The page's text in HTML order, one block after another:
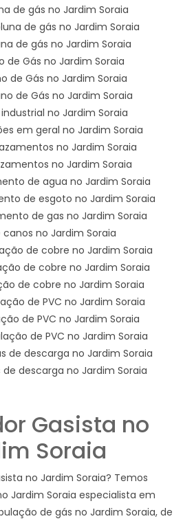
de gás no Jardim Soraia
de gás no Jardim Soraia
de gás no Jardim Soraia
de Gás no Jardim Soraia
de Gás no Jardim Soraia
de Gás no Jardim Soraia
no Jardim Soraia
em geral no Jardim Soraia
no Jardim Soraia
no Jardim Soraia
de agua no Jardim Soraia
de esgoto no Jardim Soraia
de gas no Jardim Soraia
no Jardim Soraia
de cobre no Jardim Soraia
de cobre no Jardim Soraia
de cobre no Jardim Soraia
de PVC no Jardim Soraia
de PVC no Jardim Soraia
de PVC no Jardim Soraia
de descarga no Jardim Soraia
de descarga no Jardim Soraia
Gasista no
Soraia
no Jardim Soraia? Temos
Jardim Soraia especialista em
de gás no Jardim Soraia, de